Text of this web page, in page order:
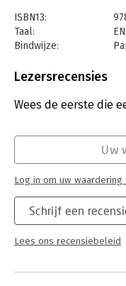
ISBN13:
Taal:
EN
Bindwijze:
Uitgever:
Lezersrecensies
Wees de eerste die
Schrijf een
Lees ons recensiebeleid
Uw
Log in om uw